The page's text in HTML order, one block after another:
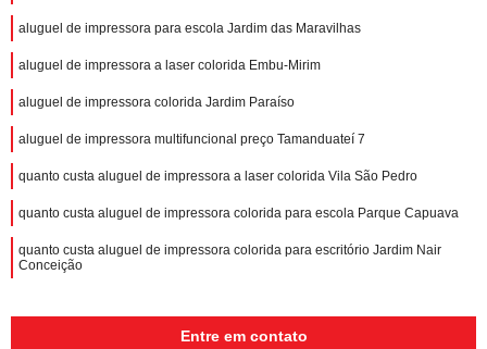
aluguel de impressora para escola Jardim das Maravilhas
aluguel de impressora a laser colorida Embu-Mirim
aluguel de impressora colorida Jardim Paraíso
aluguel de impressora multifuncional preço Tamanduateí 7
quanto custa aluguel de impressora a laser colorida Vila São Pedro
quanto custa aluguel de impressora colorida para escola Parque Capuava
quanto custa aluguel de impressora colorida para escritório Jardim Nair
Conceição
Entre em contato